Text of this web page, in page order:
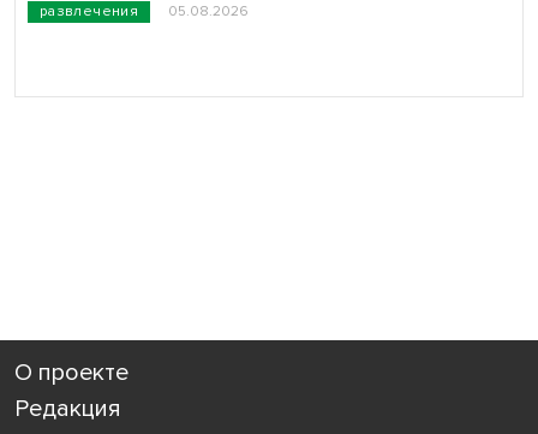
развлечения 05.08.2026
О проекте
Редакция